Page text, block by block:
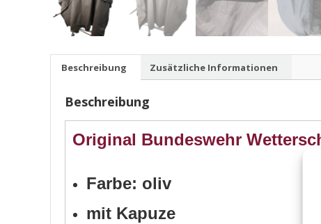
Beschreibung Zusätzliche Informationen
Beschreibung
Original Bundeswehr
Farbe: oliv
mit Kapuze